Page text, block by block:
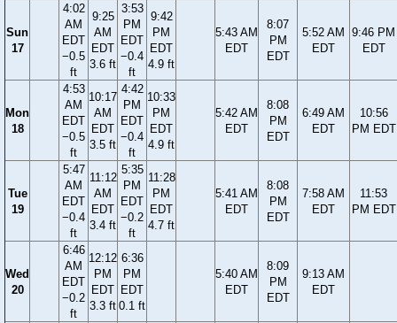
Sun
17
4:02
AM
EDT
−0.5
ft
9:25
AM
EDT
3.6 ft
3:53
PM
EDT
−0.4
ft
9:42
PM
EDT
4.9 ft
5:43 AM
EDT
8:07
PM
EDT
5:52 AM
EDT
9:46 PM
EDT
Mon
18
4:53
AM
EDT
−0.5
ft
10:17
AM
EDT
3.5 ft
4:42
PM
EDT
−0.4
ft
10:33
PM
EDT
4.9 ft
5:42 AM
EDT
8:08
PM
EDT
6:49 AM
EDT
10:56
PM EDT
Tue
19
5:47
AM
EDT
−0.4
ft
11:12
AM
EDT
3.4 ft
5:35
PM
EDT
−0.2
ft
11:28
PM
EDT
4.7 ft
5:41 AM
EDT
8:08
PM
EDT
7:58 AM
EDT
11:53
PM EDT
Wed
20
6:46
AM
EDT
−0.2
ft
12:12
PM
EDT
3.3 ft
6:36
PM
EDT
0.1 ft
5:40 AM
EDT
8:09
PM
EDT
9:13 AM
EDT